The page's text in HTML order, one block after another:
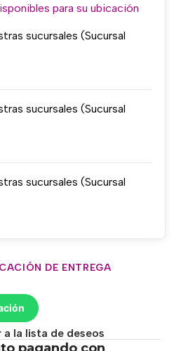
para su ubicación
sucursales (Sucursal
sucursales (Sucursal
sucursales (Sucursal
DE ENTREGA
a la lista de deseos